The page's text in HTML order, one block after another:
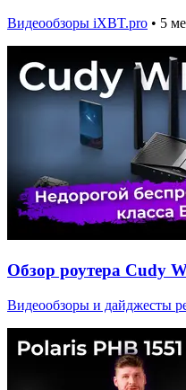
Видеообзоры iXBT.pro • 5
Обзор роутера Cudy
Видеообзоры и дайджесты